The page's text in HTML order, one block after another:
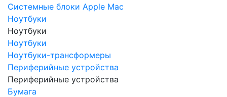
Системные блоки Apple Mac
Ноутбуки
Ноутбуки
Ноутбуки
Ноутбуки-трансформеры
Периферийные устройства
Периферийные устройства
Бумага